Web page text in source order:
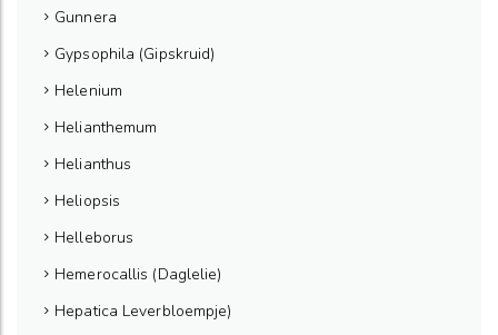
Gunnera
Gypsophila (Gipskruid)
Helenium
Helianthemum
Helianthus
Heliopsis
Helleborus
Hemerocallis (Daglelie)
Hepatica Leverbloempje)